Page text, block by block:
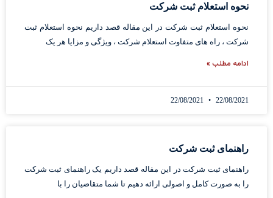
نحوه استعلام ثبت شرکت
نحوه استعلام ثبت شرکت در این مقاله قصد داریم نحوه استعلام ثبت
شرکت ، راه های متفاوت استعلام شرکت ، ویژگی و مزایا هر یک
ادامه مطلب »
22/08/2021
راهنمای ثبت شرکت
راهنمای ثبت شرکت در این مقاله قصد داریم یک راهنمای ثبت شرکت
را به صورت کامل و اصولی ارائه دهیم تا شما متقاضیان را با